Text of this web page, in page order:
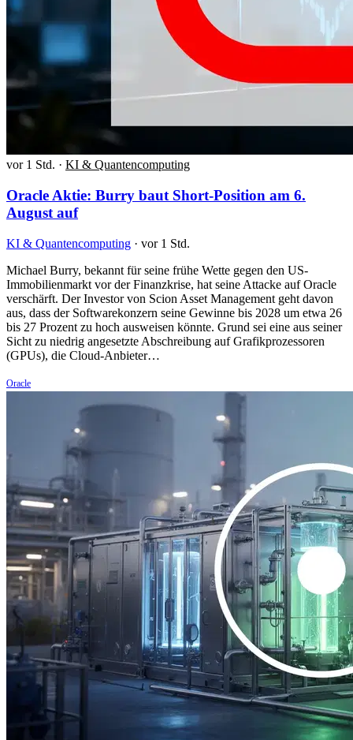
vor 1 Std. · KI & Quantencomputing
Oracle Aktie: Burry baut Short-Position am 6.
August auf
KI & Quantencomputing · vor 1 Std.
Michael Burry, bekannt für seine frühe Wette gegen den US-
Immobilienmarkt vor der Finanzkrise, hat seine Attacke auf Oracle
verschärft. Der Investor von Scion Asset Management geht davon
aus, dass der Softwarekonzern seine Gewinne bis 2028 um etwa 26
bis 27 Prozent zu hoch ausweisen könnte. Grund sei eine aus seiner
Sicht zu niedrig angesetzte Abschreibung auf Grafikprozessoren
(GPUs), die Cloud-Anbieter…
Oracle